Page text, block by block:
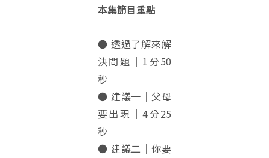
本集節目重點
● 透過了解來解
決問題｜1分50
秒
● 建議一｜父母
要出現｜4分25
秒
● 建議二｜你要